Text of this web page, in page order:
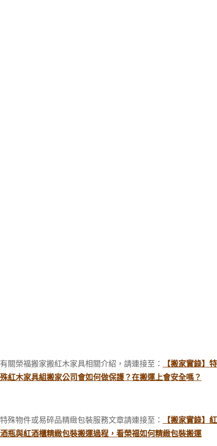
有關榮福搬家搬紅木家具相關介紹，請連接至：
【搬家實錄】特
殊紅木家具組搬家公司會如何做保護？在搬運上會安全嗎？
特殊物件或易碎品精緻包裝服務文章請連接至：
【搬家實錄】紅
酒瓶與紅酒櫃精緻包裝搬運過程，看榮福如何精緻包裝搬運